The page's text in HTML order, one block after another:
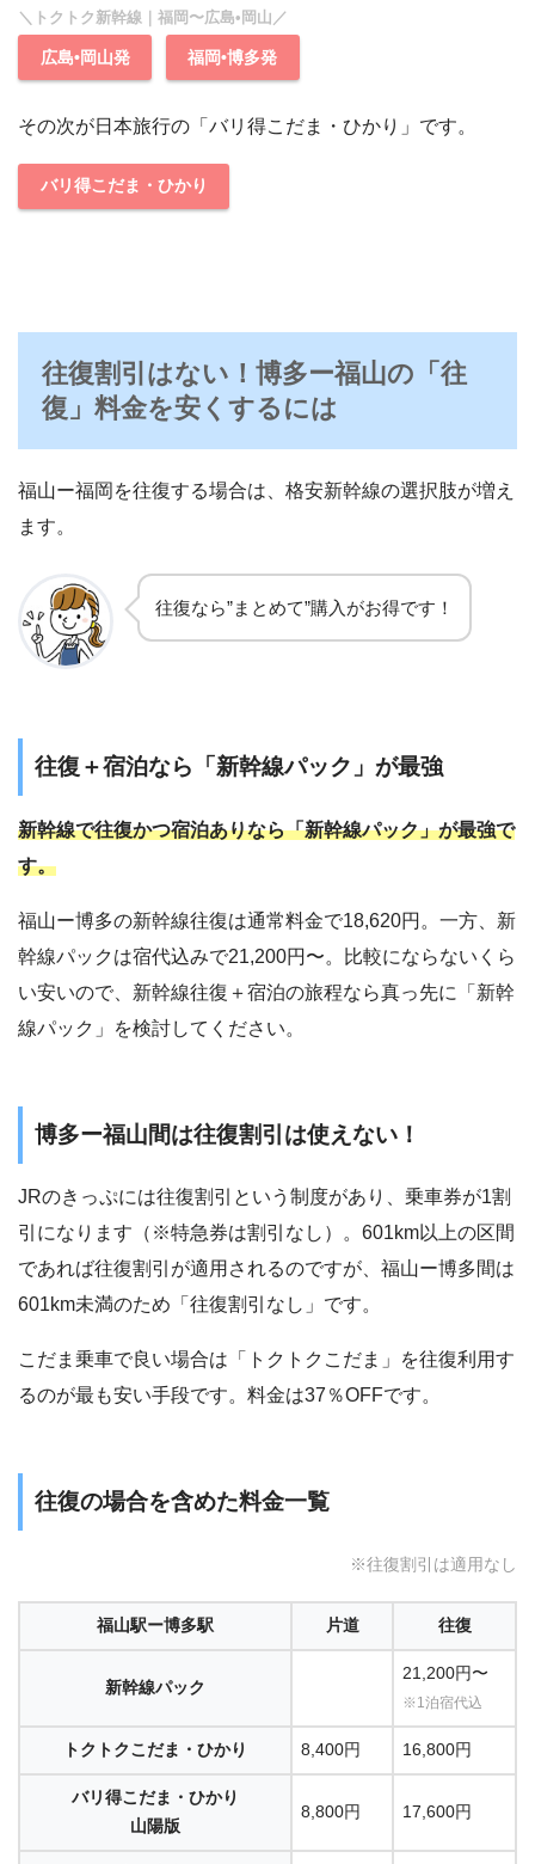
＼トクトク新幹線｜福岡〜広島•岡山／
広島•岡山発 福岡•博多発
その次が日本旅行の「バリ得こだま・ひかり」です。
バリ得こだま・ひかり
往復割引はない！博多ー福山の「往
復」料金を安くするには
福山ー福岡を往復する場合は、格安新幹線の選択肢が増え
ます。
往復なら”まとめて”購入がお得です！
往復＋宿泊なら「新幹線パック」が最強
新幹線で往復かつ宿泊ありなら「新幹線パック」が最強で
す。
福山ー博多の新幹線往復は通常料金で18,620円。一方、新
幹線パックは宿代込みで21,200円〜。比較にならないくら
い安いので、新幹線往復＋宿泊の旅程なら真っ先に「新幹
線パック」を検討してください。
博多ー福山間は往復割引は使えない！
JRのきっぷには往復割引という制度があり、乗車券が1割
引になります（※特急券は割引なし）。601km以上の区間
であれば往復割引が適用されるのですが、福山ー博多間は
601km未満のため「往復割引なし」です。
こだま乗車で良い場合は「トクトクこだま」を往復利用す
るのが最も安い手段です。料金は37％OFFです。
往復の場合を含めた料金一覧
※往復割引は適用なし
福山駅ー博多駅 片道 往復
新幹線パック
21,200円〜
※1泊宿代込
トクトクこだま・ひかり 8,400円 16,800円
バリ得こだま・ひかり
山陽版
8,800円 17,600円